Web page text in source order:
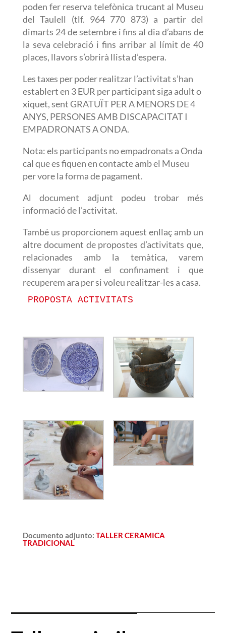
poden fer reserva telefònica trucant al Museu
del Taulell (tlf. 964 770 873) a partir del
dimarts 24 de setembre i fins al dia d’abans de
la seva celebració i fins arribar al límit de40
places, llavors s’obrirà llista d’espera.
Les taxes per poder realitzar l’activitat s’han
establert en 3 EUR per participant siga adult o
xiquet, sent GRATUÏT PER A MENORS DE 4
ANYS, PERSONES AMB DISCAPACITAT I
EMPADRONATS A ONDA.
Nota: els participants no empadronats a Onda
cal que es fiquen en contacte amb el Museu
per vore la forma de pagament.
Al document adjunt podeu trobar més
informació de l’activitat.
També us proporcionem aquest enllaç amb un
altre document de propostes d’activitats que,
relacionades amb la temàtica, varem
dissenyar durant el confinament i que
recuperem ara per si voleu realitzar-les a casa.
PROPOSTA ACTIVITATS
Documento adjunto: TALLER CERAMICA
TRADICIONAL